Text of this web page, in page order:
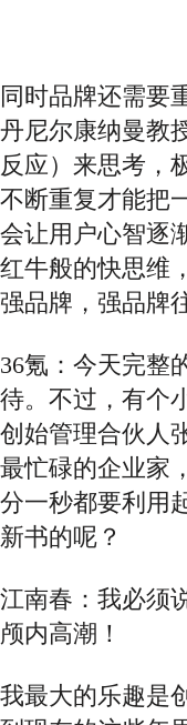
同时品牌还需要
丹尼尔康纳曼教
反应）来思考，
不断重复才能把
会让用户心智逐
红牛般的快思维，
强品牌，强品牌
36氪：今天完整
待。不过，有个
创始管理合伙人
最忙碌的企业家
分一秒都要利用
新书的呢？
江南春：我必须
颅内高潮！
我最大的乐趣是